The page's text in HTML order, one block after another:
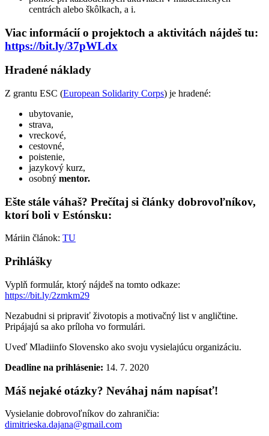
centrách alebo škôlkach, a i.
Viac informácií o projektoch a aktivitách nájdeš tu:
https://bit.ly/37pWLdx
Hradené náklady
Z grantu ESC (European Solidarity Corps) je hradené:
ubytovanie,
strava,
vreckové,
cestovné,
poistenie,
jazykový kurz,
osobný mentor.
Ešte stále váhaš? Prečítaj si články dobrovoľníkov,
ktorí boli v Estónsku:
Máriin článok: TU
Prihlášky
Vyplň formulár, ktorý nájdeš na tomto odkaze:
https://bit.ly/2zmkm29
Nezabudni si pripraviť životopis a motivačný list v angličtine.
Pripájajú sa ako príloha vo formulári.
Uveď Mladiinfo Slovensko ako svoju vysielajúcu organizáciu.
Deadline na prihlásenie: 14. 7. 2020
Máš nejaké otázky? Neváhaj nám napísať!
Vysielanie dobrovoľníkov do zahraničia:
dimitrieska.dajana@gmail.com